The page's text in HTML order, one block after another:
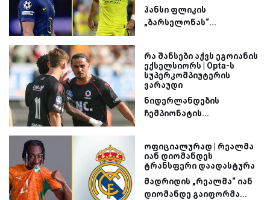
ჰანსი ფლიკის
„ბარსელონას“...
რა შანსები აქვს ეგოიანის
ექსელსიორს | Opta-ს
სუპერკომპიუტერის
ვარაუდი
ნიდერლანდების
ჩემპიონატის...
ოფიციალურად | რეალმა
იან დიომანდეს
ტრანსფერი დაადასტურა
მადრიდის „რეალმა“ იან
დიომანდე გაიფორმა...